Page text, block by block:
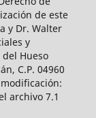
de este
y Dr. Walter
y
Hueso
C.P. 04960
archivo 7.1